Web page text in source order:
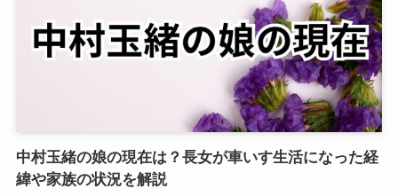
中村玉緒の娘の現在は？長女が車いす生活になった経
緯や家族の状況を解説